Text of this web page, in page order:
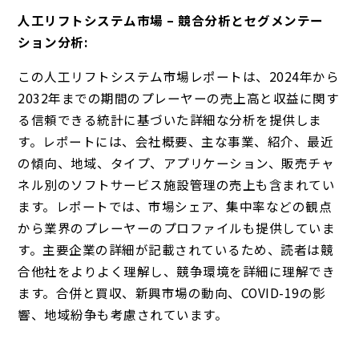
人工リフトシステム市場 – 競合分析とセグメンテー
ション分析:
この人工リフトシステム市場レポートは、2024年から
2032年までの期間のプレーヤーの売上高と収益に関す
る信頼できる統計に基づいた詳細な分析を提供しま
す。レポートには、会社概要、主な事業、紹介、最近
の傾向、地域、タイプ、アプリケーション、販売チャ
ネル別のソフトサービス施設管理の売上も含まれてい
ます。レポートでは、市場シェア、集中率などの観点
から業界のプレーヤーのプロファイルも提供していま
す。主要企業の詳細が記載されているため、読者は競
合他社をよりよく理解し、競争環境を詳細に理解でき
ます。合併と買収、新興市場の動向、COVID-19の影
響、地域紛争も考慮されています。